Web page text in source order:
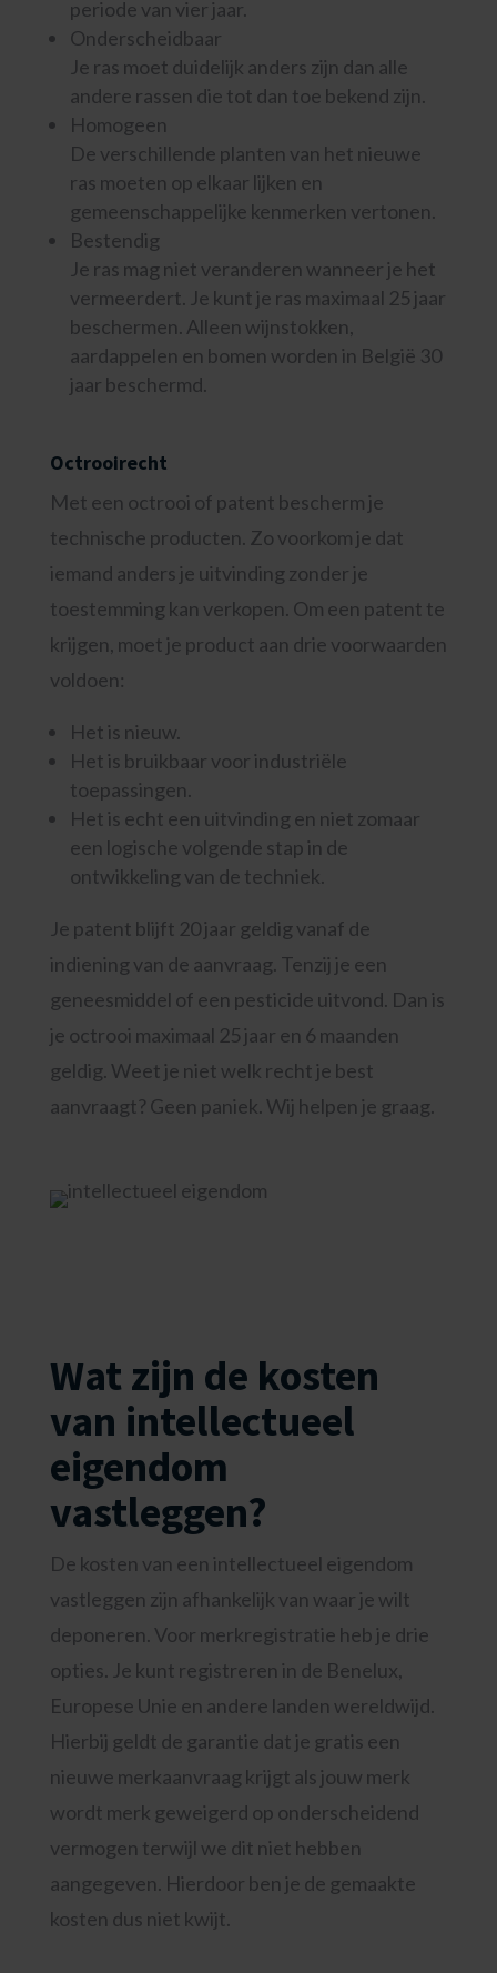
periode van vier jaar.
Onderscheidbaar
Je ras moet duidelijk anders zijn dan alle
andere rassen die tot dan toe bekend zijn.
Homogeen
De verschillende planten van het nieuwe
ras moeten op elkaar lijken en
gemeenschappelijke kenmerken vertonen.
Bestendig
Je ras mag niet veranderen wanneer je het
vermeerdert. Je kunt je ras maximaal 25 jaar
beschermen. Alleen wijnstokken,
aardappelen en bomen worden in België 30
jaar beschermd.
Octrooirecht
Met een octrooi of patent bescherm je
technische producten. Zo voorkom je dat
iemand anders je uitvinding zonder je
toestemming kan verkopen. Om een patent te
krijgen, moet je product aan drie voorwaarden
voldoen:
Het is nieuw.
Het is bruikbaar voor industriële
toepassingen.
Het is echt een uitvinding en niet zomaar
een logische volgende stap in de
ontwikkeling van de techniek.
Je patent blijft 20 jaar geldig vanaf de
indiening van de aanvraag. Tenzij je een
geneesmiddel of een pesticide uitvond. Dan is
je octrooi maximaal 25 jaar en 6 maanden
geldig. Weet je niet welk recht je best
aanvraagt? Geen paniek. Wij helpen je graag.
Wat zijn de kosten
van intellectueel
eigendom
vastleggen?
De kosten van een intellectueel eigendom
vastleggen zijn afhankelijk van waar je wilt
deponeren. Voor merkregistratie heb je drie
opties. Je kunt registreren in de Benelux,
Europese Unie en andere landen wereldwijd.
Hierbij geldt de garantie dat je gratis een
nieuwe merkaanvraag krijgt als jouw merk
wordt merk geweigerd op onderscheidend
vermogen terwijl we dit niet hebben
aangegeven. Hierdoor ben je de gemaakte
kosten dus niet kwijt.